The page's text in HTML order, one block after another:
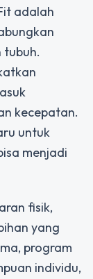
adalah
tubuh.
kecepatan.
untuk
menjadi
fisik,
yang
program
individu,